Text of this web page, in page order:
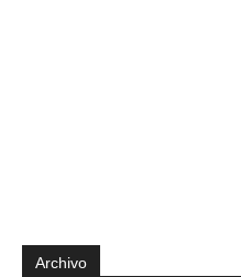
Archivo